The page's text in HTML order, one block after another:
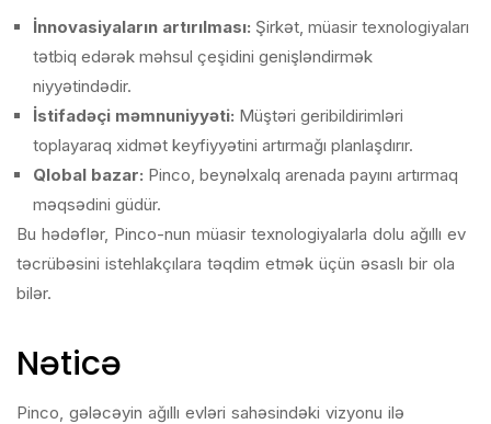
İnnovasiyaların artırılması: Şirkət, müasir texnologiyaları
tətbiq edərək məhsul çeşidini genişləndirmək
niyyətindədir.
İstifadəçi məmnuniyyəti: Müştəri geribildirimləri
toplayaraq xidmət keyfiyyətini artırmağı planlaşdırır.
Qlobal bazar: Pinco, beynəlxalq arenada payını artırmaq
məqsədini güdür.
Bu hədəflər, Pinco-nun müasir texnologiyalarla dolu ağıllı ev
təcrübəsini istehlakçılara təqdim etmək üçün əsaslı bir ola
bilər.
Nəticə
Pinco, gələcəyin ağıllı evləri sahəsindəki vizyonu ilə